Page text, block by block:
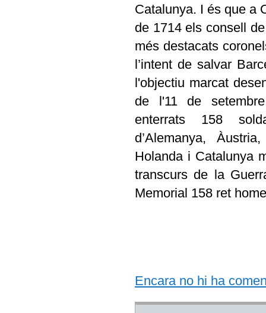
Catalunya. I és que a
de 1714 els consell
més destacats
l’intent de salvar
l'objectiu marcat
de l'11 de
enterrats 158
d’Alemanya,
Holanda i Catalunya
transcurs de la
Memorial 158 ret
Encara no hi ha